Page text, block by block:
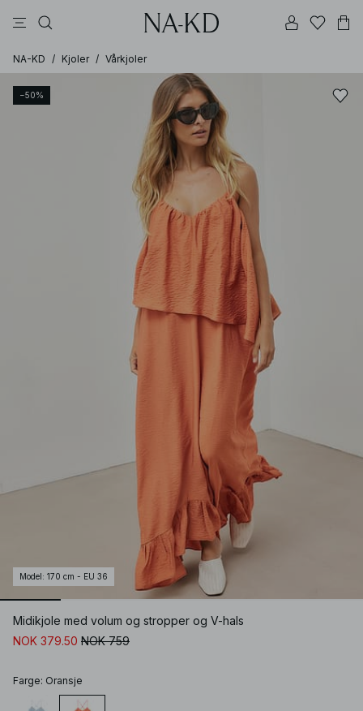
NA-KD / Kjoler / Vårkjoler
−50%
Model : 170 cm - EU 36
Midikjole med volum og stropper og V-hals
NOK 379.50 NOK 759
Farge: Oransje